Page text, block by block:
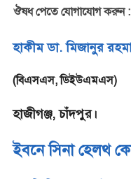
ঔষধ পেতে যোগাযোগ করুন :
হাকীম ডা. মিজানুর
(বিএসএস, ডিইউএমএস)
হাজীগঞ্জ, চাঁদপুর।
ইবনে সিনা হেলথ